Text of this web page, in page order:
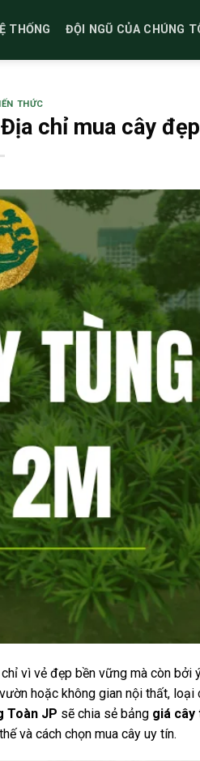
THỐNG ĐỘI NGŨ CỦA CHÚNG
THỨC
chỉ mua cây
vì vẻ đẹp bền vững mà còn bởi
hoặc không gian nội thất, loại
Toàn JP sẽ chia sẻ bảng giá cây
và cách chọn mua cây uy tín.